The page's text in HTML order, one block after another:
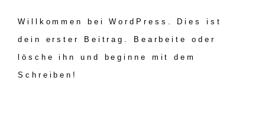
Willkommen bei WordPress. Dies ist
dein erster Beitrag. Bearbeite oder
lösche ihn und beginne mit dem
Schreiben!